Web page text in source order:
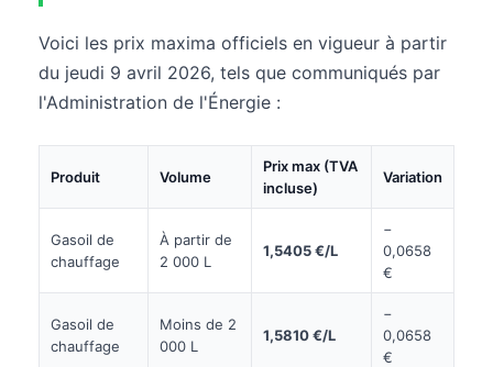
Voici les prix maxima officiels en vigueur à partir
du jeudi 9 avril 2026, tels que communiqués par
l'Administration de l'Énergie :
Produit Volume
Prix max (TVA
incluse)
Variation
Gasoil de
chauffage
À partir de
2 000 L
1,5405 €/L
−
0,0658
€
Gasoil de
chauffage
Moins de 2
000 L
1,5810 €/L
−
0,0658
€